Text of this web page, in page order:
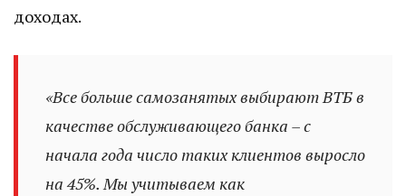
доходах.
«Все больше самозанятых выбирают ВТБ в
качестве обслуживающего банка – с
начала года число таких клиентов выросло
на 45%. Мы учитываем как